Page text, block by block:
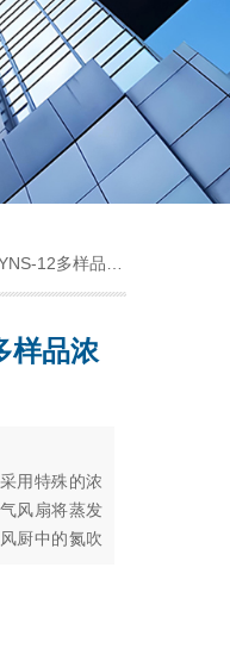
多样品浓缩仪
样品浓
用特殊的浓
风扇将蒸发
厨中的氮吹
害。